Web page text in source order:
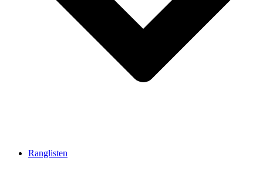
Ranglisten